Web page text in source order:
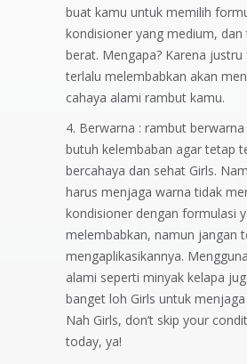
buat kamu untuk memilih
kondisioner yang medium, dan
berat. Mengapa? Karena
terlalu melembabkan akan
cahaya alami rambut kamu.
Berwarna : rambut
butuh kelembaban agar tetap
bercahaya dan sehat Girls.
harus menjaga warna tidak
kondisioner dengan formulasi
melembabkan, namun jangan
mengaplikasikannya.
alami seperti minyak kelapa
banget loh Girls untuk
Nah Girls, don’t skip your
today, ya!